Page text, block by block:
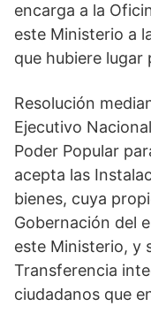
encarga a la
este Ministerio a
que hubiere lugar
Resolución
Ejecutivo
Poder Popular
acepta las
bienes, cuya
Gobernación del
este Ministerio, y
Transferencia
ciudadanos que